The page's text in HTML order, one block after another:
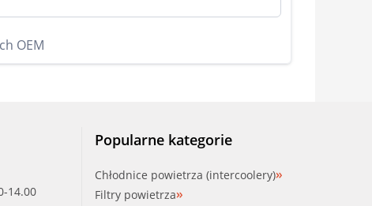
OEM
14.00
Popularne kategorie
Chłodnice powietrza (intercoolery)
Filtry powietrza